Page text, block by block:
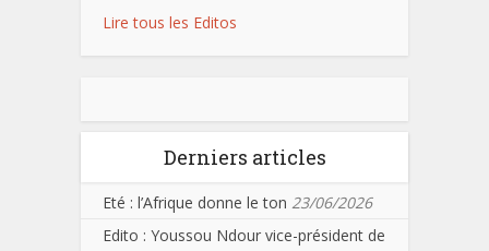
Lire tous les Editos
Derniers articles
Eté : l’Afrique donne le ton 23/06/2026
Edito : Youssou Ndour vice-président de